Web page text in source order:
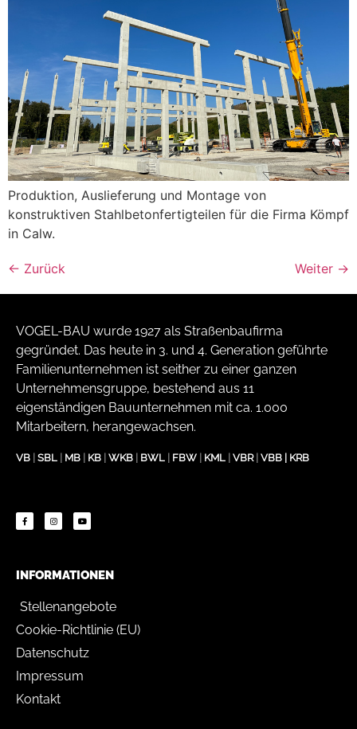
Produktion, Auslieferung und Montage von
konstruktiven Stahlbetonfertigteilen für die Firma Kömpf
in Calw.
← Zurück Weiter →
VOGEL-BAU wurde 1927 als Straßenbaufirma
gegründet. Das heute in 3. und 4. Generation geführte
Familienunternehmen ist seither zu einer ganzen
Unternehmensgruppe, bestehend aus 11
eigenständigen Bauunternehmen mit ca. 1.000
Mitarbeitern, herangewachsen.
VB SBL MB KB WKB BWL FBW KML VBR| VBB KRB
INFORMATIONEN
Stellenangebote
Cookie-Richtlinie (EU)
Datenschutz
Impressum
Kontakt